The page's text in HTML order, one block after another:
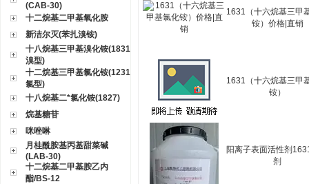
(CAB-30)
十二烷基二甲基氧化胺
新洁尔灭(苯扎溴铵)
十八烷基三甲基溴化铵(1831
溴型)
十二烷基三甲基氯化铵(1231
氯型)
十八烷基二*氯化铵(1827)
烷基糖苷
咪唑啉
月桂酰胺基丙基甜菜碱
(LAB-30)
十二烷基二甲基胺乙内
酯/BS-12
1631（十六烷基三甲
铵）价格|直销
1631（十六烷基三甲
铵）
阳离子表面活性剂
剂